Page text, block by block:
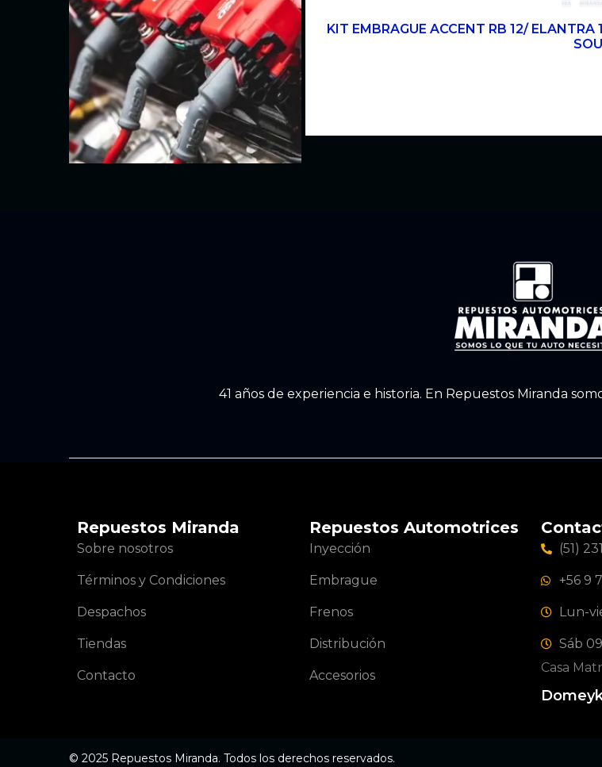
KIT EMBRAGUE ACCENT RB 12/
41 años de experiencia e historia. En Repuestos Miranda
Repuestos Miranda
Sobre nosotros
Términos y Condiciones
Despachos
Tiendas
Contacto
Repuestos Automotrices
Inyección
Embrague
Frenos
Distribución
Accesorios
(51)
+56 9
Lun-
Sáb
Casa
© 2025 Repuestos Miranda. Todos los derechos reservados.